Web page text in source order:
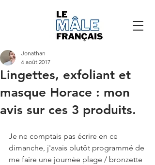
Lingettes, exfoliant et
masque Horace : mon
avis sur ces 3 produits.
Jonathan
6 août 2017
Je ne comptais pas écrire en ce
dimanche, j'avais plutôt programmé de
me faire une journée plage / bronzette